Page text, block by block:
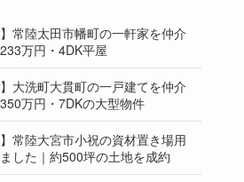
】常陸太田市幡町の一軒家を仲介
万円・4DK平屋
】大洗町大貫町の一戸建てを仲介
万円・7DKの大型物件
】常陸大宮市小祝の資材置き場用
した｜約500坪の土地を成約